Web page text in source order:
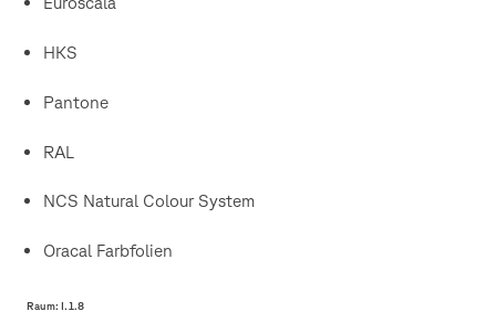
HKS
Pantone
RAL
NCS Natural Colour System
Oracal Farbfolien
Raum: I.1.8